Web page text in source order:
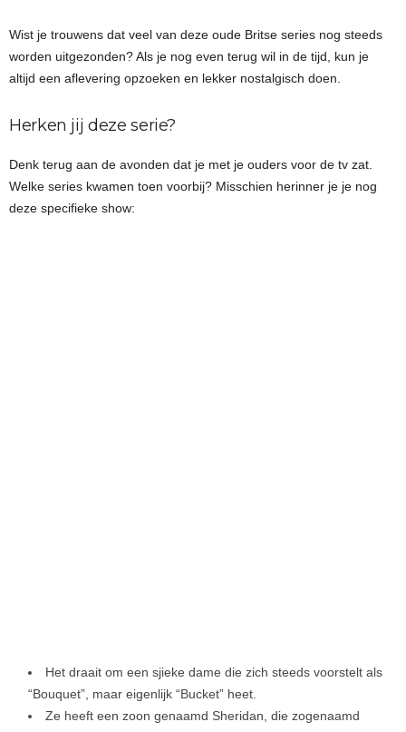
Wist je trouwens dat veel van deze oude Britse series nog steeds
worden uitgezonden? Als je nog even terug wil in de tijd, kun je
altijd een aflevering opzoeken en lekker nostalgisch doen.
Herken jij deze serie?
Denk terug aan de avonden dat je met je ouders voor de tv zat.
Welke series kwamen toen voorbij? Misschien herinner je je nog
deze specifieke show:
Het draait om een sjieke dame die zich steeds voorstelt als
“Bouquet”, maar eigenlijk “Bucket” heet.
Ze heeft een zoon genaamd Sheridan, die zogenaamd